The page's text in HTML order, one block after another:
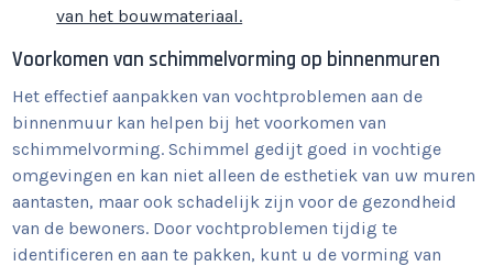
van het bouwmateriaal.
Voorkomen van schimmelvorming op binnenmuren
Het effectief aanpakken van vochtproblemen aan de
binnenmuur kan helpen bij het voorkomen van
schimmelvorming. Schimmel gedijt goed in vochtige
omgevingen en kan niet alleen de esthetiek van uw muren
aantasten, maar ook schadelijk zijn voor de gezondheid
van de bewoners. Door vochtproblemen tijdig te
identificeren en aan te pakken, kunt u de vorming van